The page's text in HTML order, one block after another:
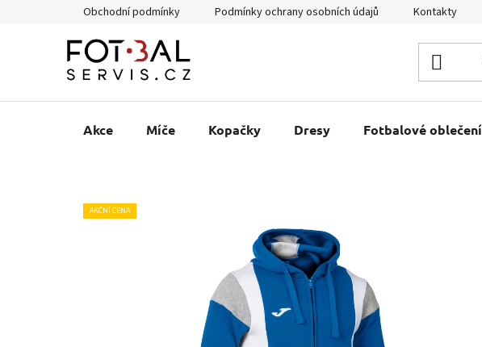
Obchodní podmínky Podmínky ochrany osobních údajů Kontakty
Akce Míče Kopačky Dresy Fotbalové oblečení
AKČNÍ CENA